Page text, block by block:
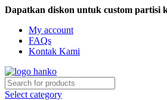
Dapatkan diskon untuk custom partisi
My account
FAQs
Kontak Kami
Select category